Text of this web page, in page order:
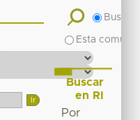
Buscar
Esta
Buscar
en RI
Por